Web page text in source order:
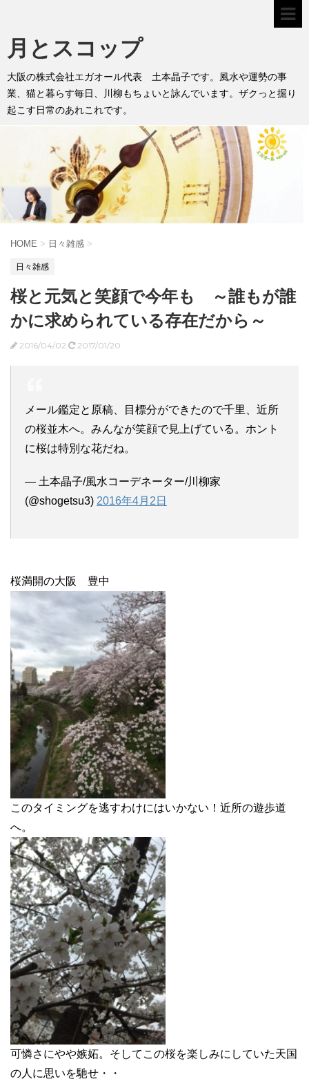
月とスコップ
大阪の株式会社エガオール代表 土本晶子です。風水や運勢の事
業、猫と暮らす毎日、川柳もちょいと詠んでいます。ザクっと掘り
起こす日常のあれこれです。
HOME > 日々雑感 >
日々雑感
桜と元気と笑顔で今年も ～誰もが誰
かに求められている存在だから～
2016/04/02 2017/01/20
メール鑑定と原稿、目標分ができたので千里、近所
の桜並木へ。みんなが笑顔で見上げている。ホント
に桜は特別な花だね。
— 土本晶子/風水コーデネーター/川柳家
(@shogetsu3) 2016年4月2日
桜満開の大阪 豊中
このタイミングを逃すわけにはいかない！近所の遊歩道
へ。
可憐さにやや嫉妬。そしてこの桜を楽しみにしていた天国
の人に思いを馳せ・・